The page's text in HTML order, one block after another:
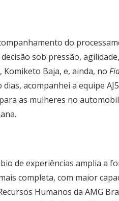
do
sob pressão,
Komiketo Baja, e, ainda, no
acompanhei a equipe
as mulheres no
de experiências amplia a
completa, com maior
Humanos da AMG